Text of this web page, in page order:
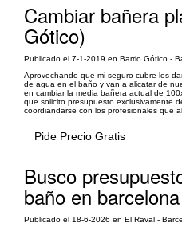
Cambiar bañera
Gótico)
Publicado el 7-1-2019 en Barrio Gótico -
Aprovechando que mi seguro cubre los
de agua en el baño y van a alicatar de
en cambiar la media bañera actual de
que solicito presupuesto exclusivamente
coordiandarse con los profesionales que
Pide Precio Gratis
Busco
baño en
Publicado el 18-6-2026 en El Raval -